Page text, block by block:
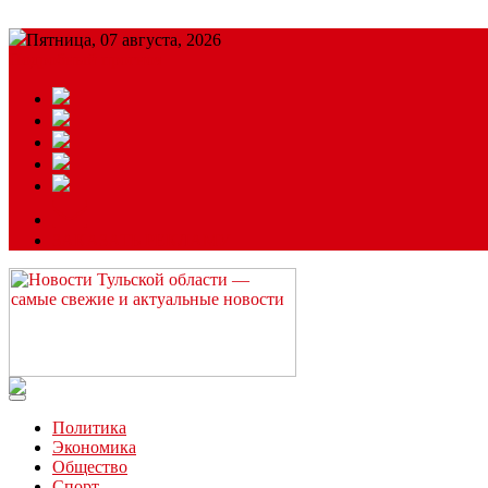
Пятница, 07 августа, 2026
Читайте последние новости дня в Тульской области на сайте
Политика
Экономика
Общество